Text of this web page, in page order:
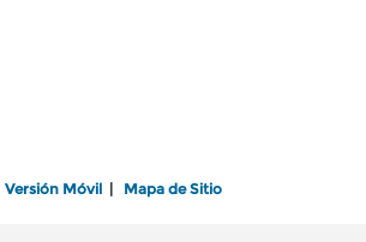
Versión Móvil Mapa de Sitio